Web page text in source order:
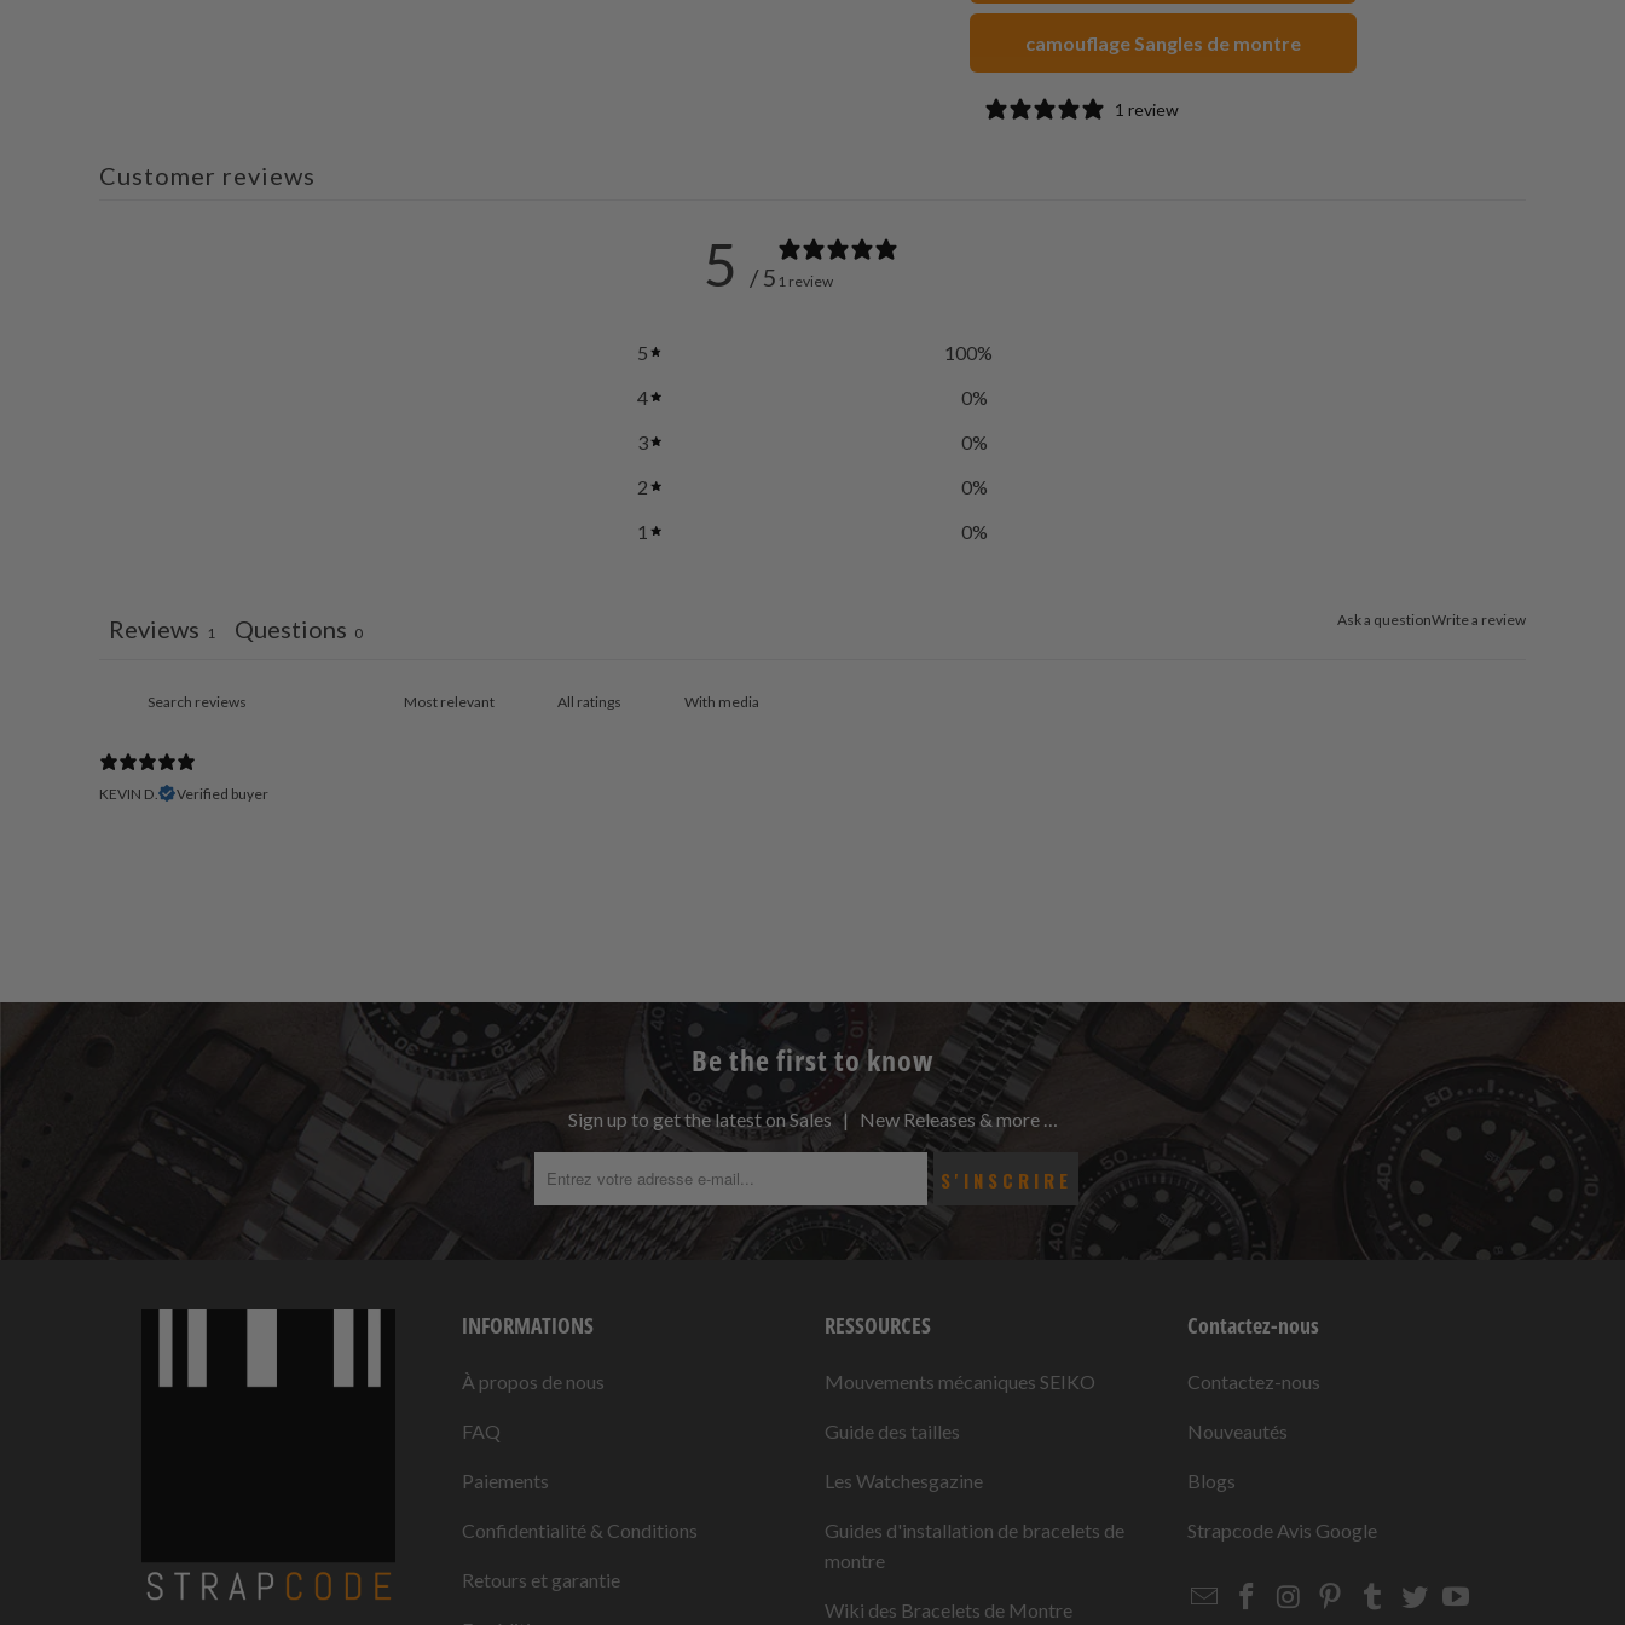
camouflage Sangles de montre
1 review
Customer reviews
5 / 5 1 review
5 100%
4
0%
3
0%
2
0%
1
0%
Ask a questionWrite a review
Reviews 1 Questions 0
With media
KEVIN D. Verified buyer
Be the first to know
Sign up to get the latest on Sales | New Releases & more …
INFORMATIONS
À propos de nous
FAQ
Paiements
Confidentialité & Conditions
Retours et garantie
RESSOURCES
Mouvements mécaniques SEIKO
Guide des tailles
Les Watchesgazine
Guides d'installation de bracelets de
montre
Wiki des Bracelets de Montre
Contactez-nous
Contactez-nous
Nouveautés
Blogs
Strapcode Avis Google
EmailStrapcode
Strapcode
Strapcode
Strapcode
Strapcode